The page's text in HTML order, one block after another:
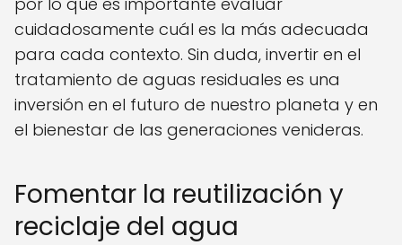
cuidadosamente cuál es la más adecuada
para cada contexto. Sin duda, invertir en el
tratamiento de aguas residuales es una
inversión en el futuro de nuestro planeta y en
el bienestar de las generaciones venideras.
Fomentar la reutilización y
reciclaje del agua